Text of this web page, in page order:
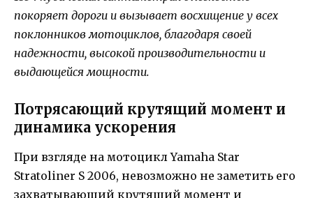
покоряет дороги и вызывает восхищение у всех
поклонников мотоциклов, благодаря своей
надежности, высокой производительности и
выдающейся мощности.
Потрясающий крутящий момент и
динамика ускорения
При взгляде на мотоцикл Yamaha Star
Stratoliner S 2006, невозможно не заметить его
захватывающий крутящий момент и